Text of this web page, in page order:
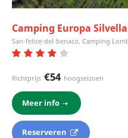
Camping Europa Silvella
San-felice-del-benaco, Camping
Richtprijs €54 hoogseizoen
Meer info
Reserveren